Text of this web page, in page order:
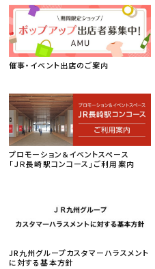
催事・イベント出店のご案内
プロモーション＆イベントスペース
「ＪＲ長崎駅コンコース」ご利用案内
JR九州グループカスタマーハラスメント
に対する基本方針